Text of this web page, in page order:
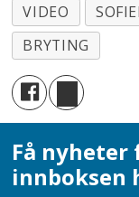
VIDEO
BRYTING
Få nyheter
innboksen